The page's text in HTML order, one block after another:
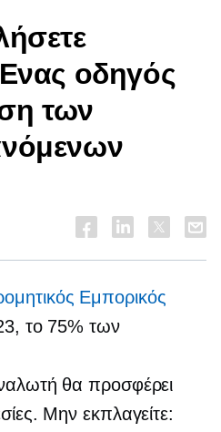
οδηγός
των
Εμπορικός
το 75% των
θα προσφέρει
Μην εκπλαγείτε: